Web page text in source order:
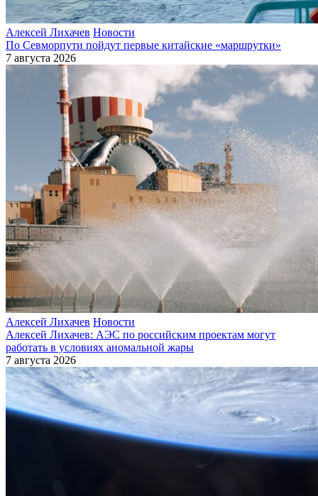
Алексей Лихачев Новости
По Севморпути пойдут первые китайские «маршрутки»
7 августа 2026
Алексей Лихачев Новости
Алексей Лихачев: АЭС по российским проектам могут
работать в условиях аномальной жары
7 августа 2026